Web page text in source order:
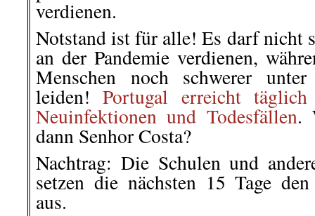
verdienen.
Notstand ist für alle! Es darf nicht
an der Pandemie verdienen,
Menschen noch schwerer
leiden!Portugal erreicht
Neuinfektionen und Todesfällen.
dann Senhor Costa?
Nachtrag: Die Schulen und
setzen die nächsten 15 Tage
aus.